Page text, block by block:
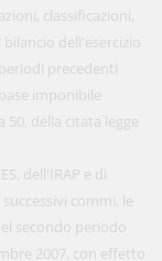
classificazioni,
dell'esercizio
precedenti
imponibile
della citata legge
dell'IRAP e di
commi, le
secondo periodo
2007, con effetto